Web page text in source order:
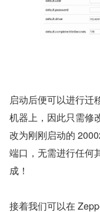
启动后便可以进行迁
机器上，因此只需修
改为刚刚启动的
端口，无需进行任何
成！
接着我们可以在